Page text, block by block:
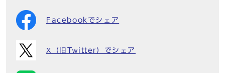
Facebookでシェア
X（旧Twitter）でシェア